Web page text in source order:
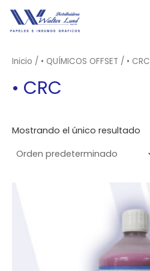
contenido
Inicio / • QUÍMICOS OFFSET / • CRC
• CRC
Mostrando el único resultado